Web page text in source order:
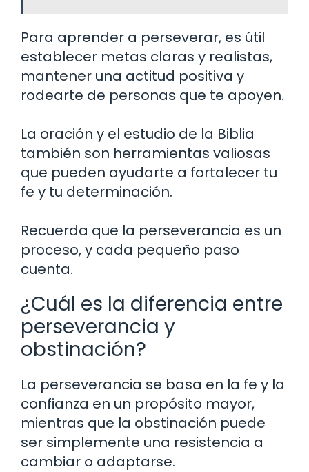
Para aprender a perseverar, es útil
establecer metas claras y realistas,
mantener una actitud positiva y
rodearte de personas que te apoyen.
La oración y el estudio de la Biblia
también son herramientas valiosas
que pueden ayudarte a fortalecer tu
fe y tu determinación.
Recuerda que la perseverancia es un
proceso, y cada pequeño paso
cuenta.
¿Cuál es la diferencia entre
perseverancia y
obstinación?
La perseverancia se basa en la fe y la
confianza en un propósito mayor,
mientras que la obstinación puede
ser simplemente una resistencia a
cambiar o adaptarse.